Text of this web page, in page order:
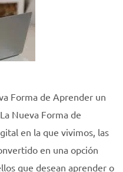
Forma de Aprender un
Nueva Forma de
en la que vivimos, las
en una opción
que desean aprender o